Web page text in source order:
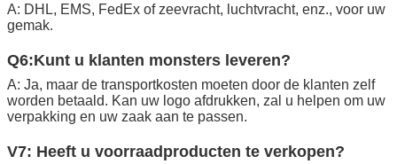
A: DHL, EMS, FedEx of zeevracht, luchtvracht, enz., voor uw
gemak.
Q6:Kunt u klanten monsters leveren?
A: Ja, maar de transportkosten moeten door de klanten zelf
worden betaald. Kan uw logo afdrukken, zal u helpen om uw
verpakking en uw zaak aan te passen.
V7: Heeft u voorraadproducten te verkopen?